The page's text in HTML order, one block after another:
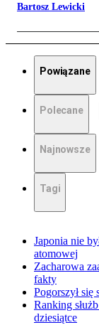
Bartosz Lewicki
Powiązane
Polecane
Najnowsze
Tagi
Japonia nie
atomowej
Zacharowa
fakty
Pogorszył się
Ranking
dziesiątce